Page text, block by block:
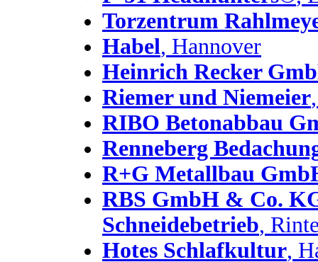
Torzentrum
Habel, Hannover
Heinrich Recker
Riemer und Niemeier
RIBO Betonabbau
Renneberg
R+G Metallbau
RBS GmbH & Co.
Schneidebetrieb,
Hotes Schlafkultur,